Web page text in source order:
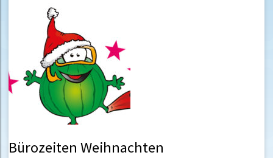
Bürozeiten Weihnachten